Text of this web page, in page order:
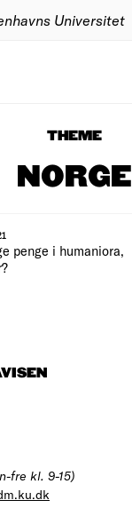
Universitet
THEME
NORGE
penge i humaniora,
fre kl. 9-15)